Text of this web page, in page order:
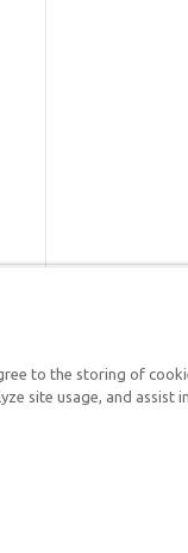
en Génesis es
su fe y
to the storing of
site usage, and assist